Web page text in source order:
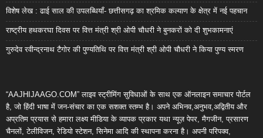
विशेष लेख : ढाई साल की उपलब्धियाँ- छत्तीसगढ़ का श्रमिक कल्याण के क्षेत्र में नई पहचान
राष्ट्रीय हथकरघा दिवस पर वित्त मंत्री श्री ओपी चौधरी ने बुनकरों को दी शुभकामनाएं
गुरुदेव रवीन्द्रनाथ टैगोर की पुण्यतिथि पर वित्त मंत्री श्री ओपी चौधरी ने किया पुण्य स्मरण
“AAJHIJAAGO.COM” लाइव स्ट्रीमिंग सुविधाओं के साथ एक ऑनलाइन समाचार पोर्टल
है, जो हिंदी भाषा में जन-संचार का एक सशक्त स्तम्भ है। अपने अभिनव,अनुभव,अद्वितीय और
अप्रतिम प्रयास से हमारा लक्ष्य मीडिया के व्यापक प्रकार यथा न्यूज़ पेपर, मैगजीन, प्रसारण
चैनलों, टेलीविजन, रेडियो स्टेशन, सिनेमा आदि की स्थापना करना है। अपनी परिपक्व,